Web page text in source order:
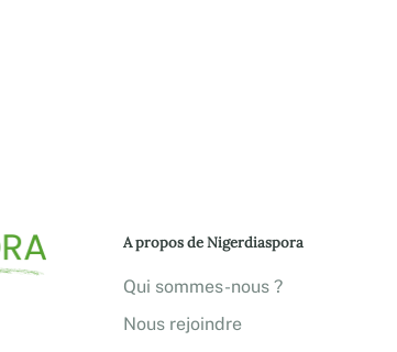
A propos de Nigerdiaspora
Qui sommes-nous ?
Nous rejoindre